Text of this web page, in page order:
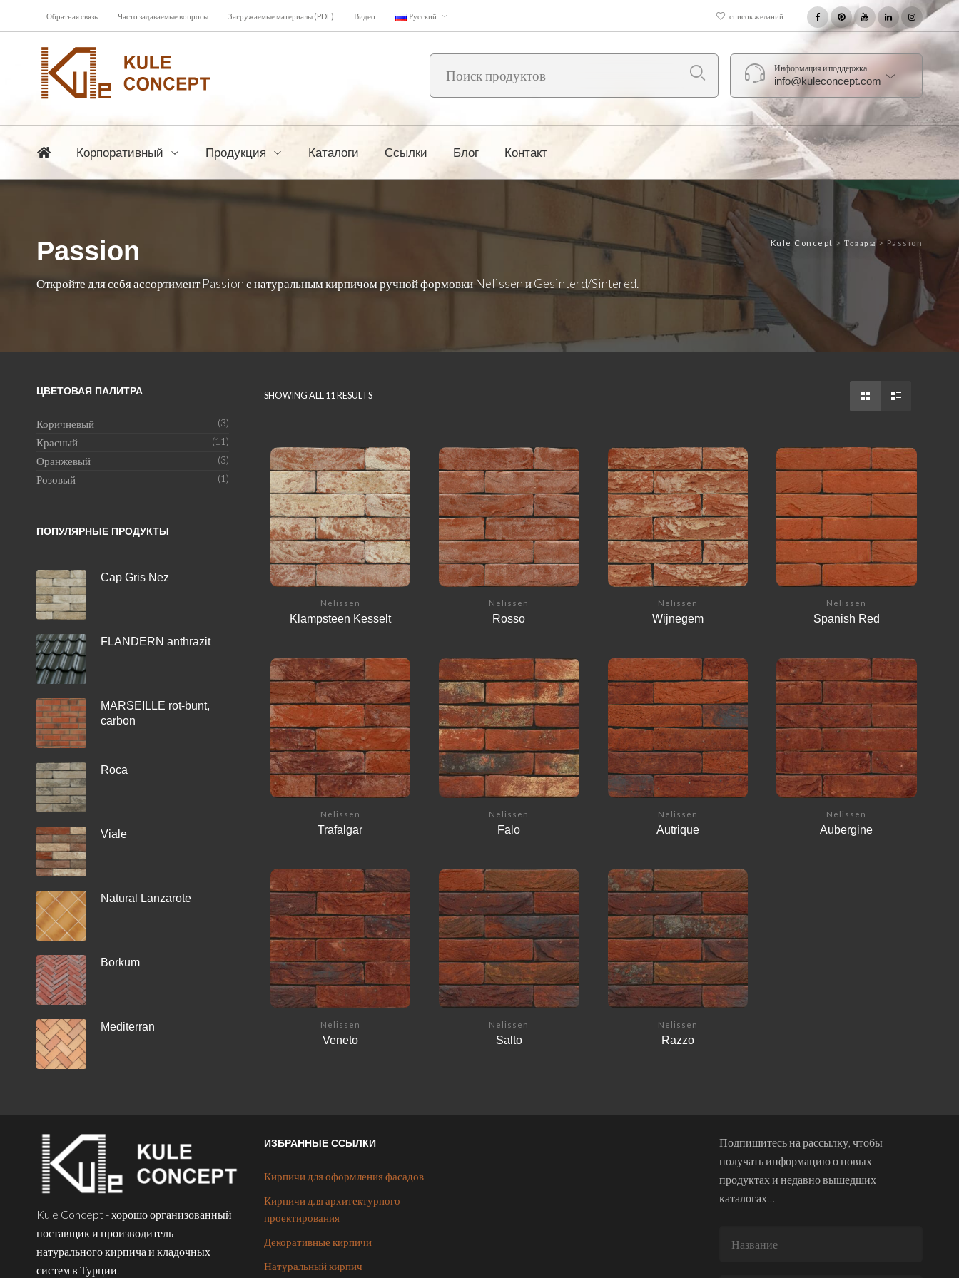
Обратная связь Часто задаваемые вопросы Загружаемые материалы (PDF) Видео Русский список желаний
Информация и поддержка
info@kuleconcept.com
Корпоративный Продукция Каталоги Ссылки Блог Контакт
Kule Concept >Товары> Passion
Passion
Откройте для себя ассортимент Passion с натуральным кирпичом ручной формовки Nelissen и Gesinterd/Sintered.
ЦВЕТОВАЯ ПАЛИТРА
Коричневый (3)
Красный (11)
Оранжевый (3)
Розовый (1)
ПОПУЛЯРНЫЕ ПРОДУКТЫ
Cap Gris Nez
FLANDERN anthrazit
MARSEILLE rot-bunt,
carbon
Roca
Viale
Natural Lanzarote
Borkum
Mediterran
SHOWING ALL 11 RESULTS
Nelissen
Klampsteen Kesselt
Nelissen
Rosso
Nelissen
Wijnegem
Nelissen
Spanish Red
Nelissen
Trafalgar
Nelissen
Falo
Nelissen
Autrique
Nelissen
Aubergine
Nelissen
Veneto
Nelissen
Salto
Nelissen
Razzo
Kule Concept - хорошо организованный
поставщик и производитель
натурального кирпича и кладочных
систем в Турции.
ИЗБРАННЫЕ ССЫЛКИ
Кирпичи для оформления фасадов
Кирпичи для архитектурного
проектирования
Декоративные кирпичи
Натуральный кирпич
Подпишитесь на рассылку, чтобы
получать информацию о новых
продуктах и недавно вышедших
каталогах…